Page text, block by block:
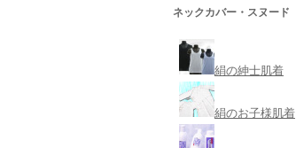
ネックカバー・スヌード
絹の紳士肌着
絹のお子様肌着